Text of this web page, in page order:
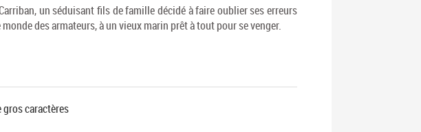
un séduisant fils de famille décidé à faire oublier ses erreurs
des armateurs, à un vieux marin prêt à tout pour se venger.
gros caractères